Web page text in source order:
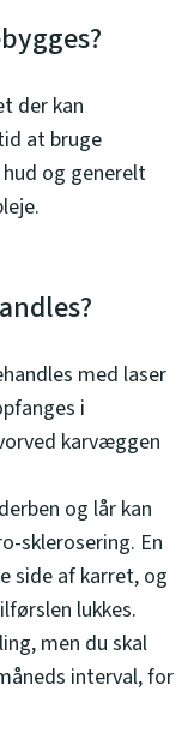
der kan
at bruge
og generelt
med laser
i
karvæggen
og lår kan
sklerosering. En
side af karret, og
lukkes.
men du skal
interval, for